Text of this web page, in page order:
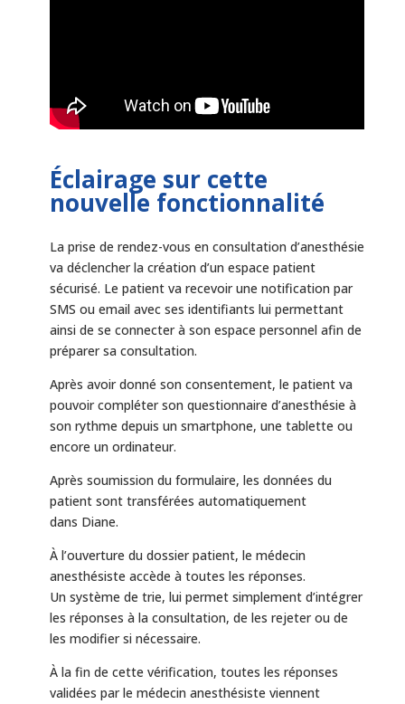
Éclairage sur cette
nouvelle fonctionnalité
La prise de rendez-vous en consultation d’anesthésie
va déclencher la création d’un espace patient
sécurisé. Le patient va recevoir une notification par
SMS ou email avec ses identifiants lui permettant
ainsi de se connecter à son espace personnel afin de
préparer sa consultation.
Après avoir donné son consentement, le patient va
pouvoir compléter son questionnaire d’anesthésie à
son rythme depuis un smartphone, une tablette ou
encore un ordinateur.
Après soumission du formulaire, les données du
patient sont transférées automatiquement
dans Diane.
À l’ouverture du dossier patient, le médecin
anesthésiste accède à toutes les réponses.
Un système de trie, lui permet simplement d’intégrer
les réponses à la consultation, de les rejeter ou de
les modifier si nécessaire.
À la fin de cette vérification, toutes les réponses
validées par le médecin anesthésiste viennent